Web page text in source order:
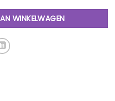
WINKELWAGEN